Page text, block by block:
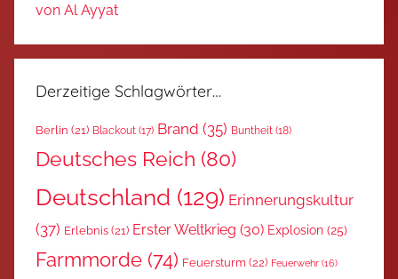
von Al Ayyat
Derzeitige Schlagwörter…
Berlin (21) Blackout (17) Brand (35) Buntheit (18)
Deutsches Reich (80)
Deutschland (129) Erinnerungskultur
(37) Erlebnis (21) Erster Weltkrieg (30) Explosion (25)
Farmmorde (74) Feuersturm (22) Feuerwehr (16)